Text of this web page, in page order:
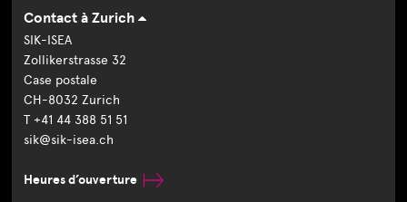
Contact à Zurich
SIK-ISEA
Zollikerstrasse 32
Case postale
CH-8032 Zurich
T +41 44 388 51 51
sik@sik-isea.ch
Heures d’ouverture